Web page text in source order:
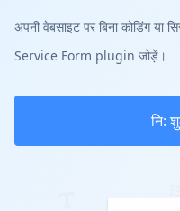
अपनी वेबसाइट पर बिना कोडिंग
Service Form plugin जोड़ें।
नि: